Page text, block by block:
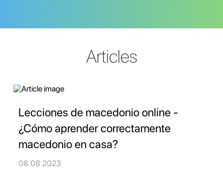
Articles
Lecciones de macedonio online -
¿Cómo aprender correctamente
macedonio en casa?
08.08.2023